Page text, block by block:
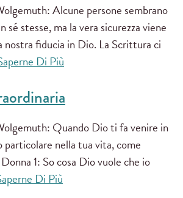
Alcune persone sembrano
sé stesse, ma la vera sicurezza viene
fiducia in Dio. La Scrittura ci
Di Più
Quando Dio ti fa venire in
nella tua vita, come
1: So cosa Dio vuole che io
Di Più